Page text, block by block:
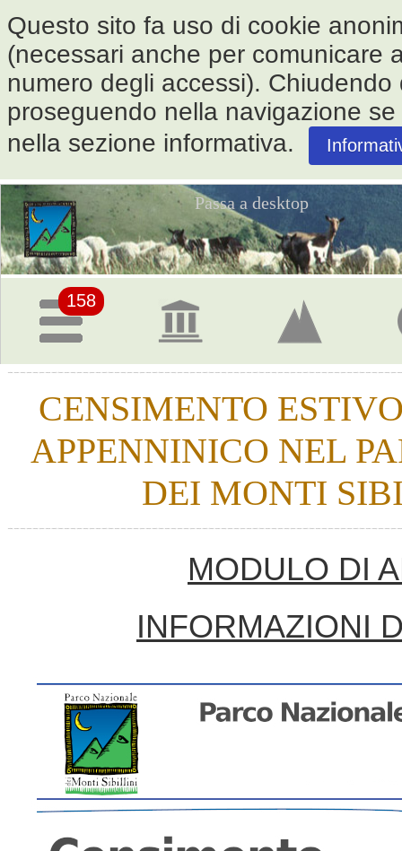
Questo sito fa uso di cookie
(necessari anche per comunicare
numero degli accessi).
proseguendo nella navigazione
nella sezione informativa.
Pagina
iniziale
158
Passa a desktop